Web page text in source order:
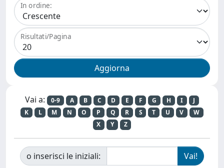
In ordine:
Risultati/Pagina
Vai a: 0-9 A B C D E F G H I
J
K
L M N O P Q R S T U V
W
X
Y Z
o inserisci le iniziali: